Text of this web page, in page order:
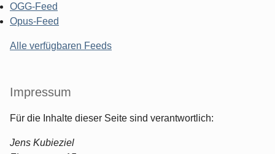
OGG-Feed
Opus-Feed
Alle verfügbaren Feeds
Impressum
Für die Inhalte dieser Seite sind verantwortlich:
Jens Kubieziel